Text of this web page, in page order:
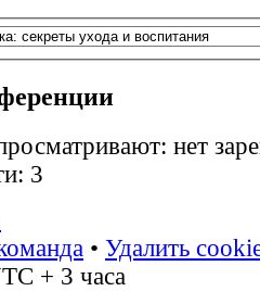
нет
3
• Удалить
+ 3 часа